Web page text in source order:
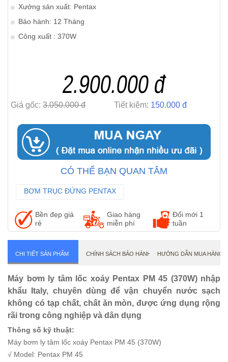
Xưởng sản xuất: Pentax
Bảo hành: 12 Tháng
Công xuất : 370W
2.900.000 đ
Giá gốc: 3.050.000 đ Tiết kiệm: 150.000 đ
CÓ THỂ BẠN QUAN TÂM
BƠM TRỤC ĐỨNG PENTAX
MÁY BƠM NƯỚC NÓNG
Bền đẹp giá
rẻ
Giao hàng
miễn phí
Đổi mới 1
tuần
CHI TIẾT SẢN PHẨM CHÍNH SÁCH BẢO HÀNH HƯỚNG DẪN MUA HÀNG
Máy bơm ly tâm lốc xoáy Pentax PM 45 (370W) nhập
khẩu Italy, chuyên dùng để vận chuyển nước sạch
không có tạp chất, chất ăn mòn, được ứng dụng rộng
rãi trong công nghiệp và dân dụng
Thông số kỹ thuật:
Máy bơm ly tâm lốc xoáy Pentax PM 45 (370W)
√ Model: Pentax PM 45